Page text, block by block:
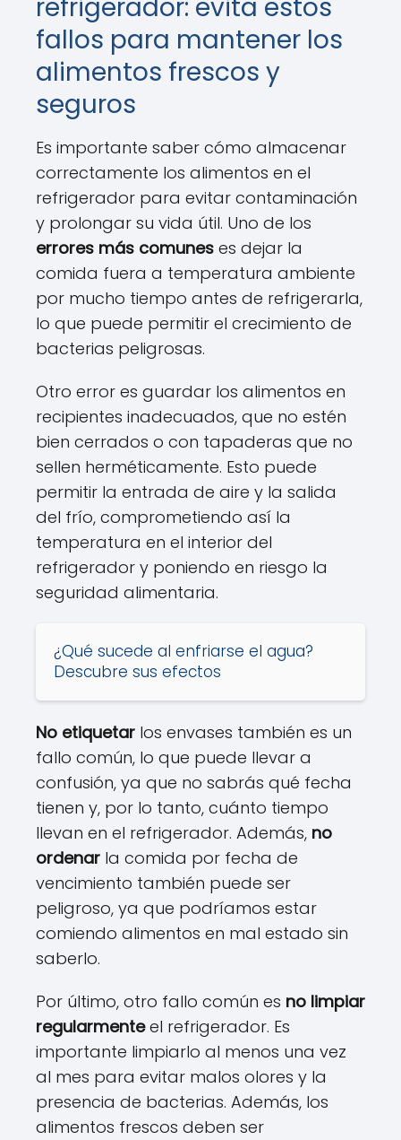
refrigerador: evita estos
fallos para mantener los
alimentos frescos y
seguros
Es importante saber cómo almacenar
correctamente los alimentos en el
refrigerador para evitar contaminación
y prolongar su vida útil. Uno de los
errores más comunes es dejar la
comida fuera a temperatura ambiente
por mucho tiempo antes de refrigerarla,
lo que puede permitir el crecimiento de
bacterias peligrosas.
Otro error es guardar los alimentos en
recipientes inadecuados, que no estén
bien cerrados o con tapaderas que no
sellen herméticamente. Esto puede
permitir la entrada de aire y la salida
del frío, comprometiendo así la
temperatura en el interior del
refrigerador y poniendo en riesgo la
seguridad alimentaria.
¿Qué sucede al enfriarse el agua?
Descubre sus efectos
No etiquetar los envases también es un
fallo común, lo que puede llevar a
confusión, ya que no sabrás qué fecha
tienen y, por lo tanto, cuánto tiempo
llevan en el refrigerador. Además, no
ordenar la comida por fecha de
vencimiento también puede ser
peligroso, ya que podríamos estar
comiendo alimentos en mal estado sin
saberlo.
Por último, otro fallo común es no limpiar
regularmenteel refrigerador. Es
importante limpiarlo al menos una vez
al mes para evitar malos olores y la
presencia de bacterias. Además, los
alimentos frescos deben ser